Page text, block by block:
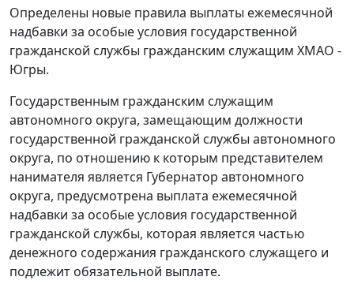
Определены новые правила выплаты ежемесячной
надбавки за особые условия государственной
гражданской службы гражданским служащим ХМАО -
Югры.
Государственным гражданским служащим
автономного округа, замещающим должности
государственной гражданской службы автономного
округа, по отношению к которым представителем
нанимателя является Губернатор автономного
округа, предусмотрена выплата ежемесячной
надбавки за особые условия государственной
гражданской службы, которая является частью
денежного содержания гражданского служащего и
подлежит обязательной выплате.